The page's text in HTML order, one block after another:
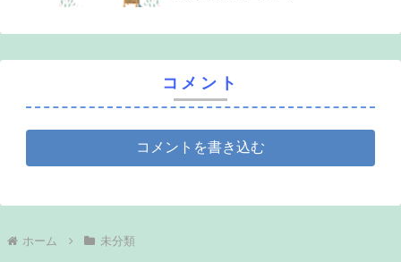
コメント
コメントを書き込む
ホーム 未分類